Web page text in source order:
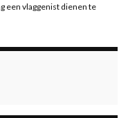
een vlaggenist dienen te